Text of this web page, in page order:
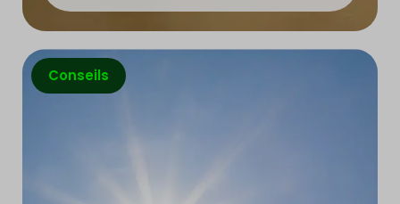
Conseils